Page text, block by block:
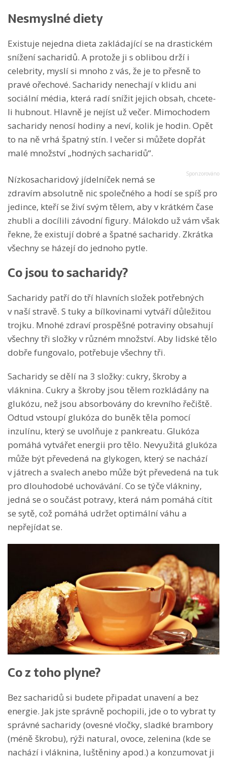
Nesmyslné diety
Existuje nejedna dieta zakládající se na drastickém
snížení sacharidů. A protože ji s oblibou drží i
celebrity, myslí si mnoho z vás, že je to přesně to
pravé ořechové. Sacharidy nenechají v klidu ani
sociální média, která radí snížit jejich obsah, chcete-
li hubnout. Hlavně je nejíst už večer. Mimochodem
sacharidy nenosí hodiny a neví, kolik je hodin. Opět
to na ně vrhá špatný stín. I večer si můžete dopřát
malé množství „hodných sacharidů“.
Nízkosacharidový jídelníček nemá se
zdravím absolutně nic společného a hodí se spíš pro
jedince, kteří se živí svým tělem, aby v krátkém čase
zhubli a docílili závodní figury. Málokdo už vám však
řekne, že existují dobré a špatné sacharidy. Zkrátka
všechny se házejí do jednoho pytle.
Co jsou to sacharidy?
Sacharidy patří do tří hlavních složek potřebných
v naší stravě. S tuky a bílkovinami vytváří důležitou
trojku. Mnohé zdraví prospěšné potraviny obsahují
všechny tři složky v různém množství. Aby lidské tělo
dobře fungovalo, potřebuje všechny tři.
Sacharidy se dělí na 3 složky: cukry, škroby a
vláknina. Cukry a škroby jsou tělem rozkládány na
glukózu, než jsou absorbovány do krevního řečiště.
Odtud vstoupí glukóza do buněk těla pomocí
inzulínu, který se uvolňuje z pankreatu. Glukóza
pomáhá vytvářet energii pro tělo. Nevyužitá glukóza
může být převedená na glykogen, který se nachází
v játrech a svalech anebo může být převedená na tuk
pro dlouhodobé uchovávání. Co se týče vlákniny,
jedná se o součást potravy, která nám pomáhá cítit
se sytě, což pomáhá udržet optimální váhu a
nepřejídat se.
Co z toho plyne?
Bez sacharidů si budete připadat unavení a bez
energie. Jak jste správně pochopili, jde o to vybrat ty
správné sacharidy (ovesné vločky, sladké brambory
(méně škrobu), rýži natural, ovoce, zelenina (kde se
nachází i vláknina, luštěniny apod.) a konzumovat ji